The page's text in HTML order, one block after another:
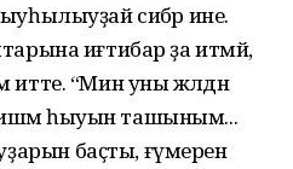
сибәр ине.
иғтибар ҙа итмәй,
“Мин уны әжәлдән
һыуын ташыным...
баҫты, ғүмерен